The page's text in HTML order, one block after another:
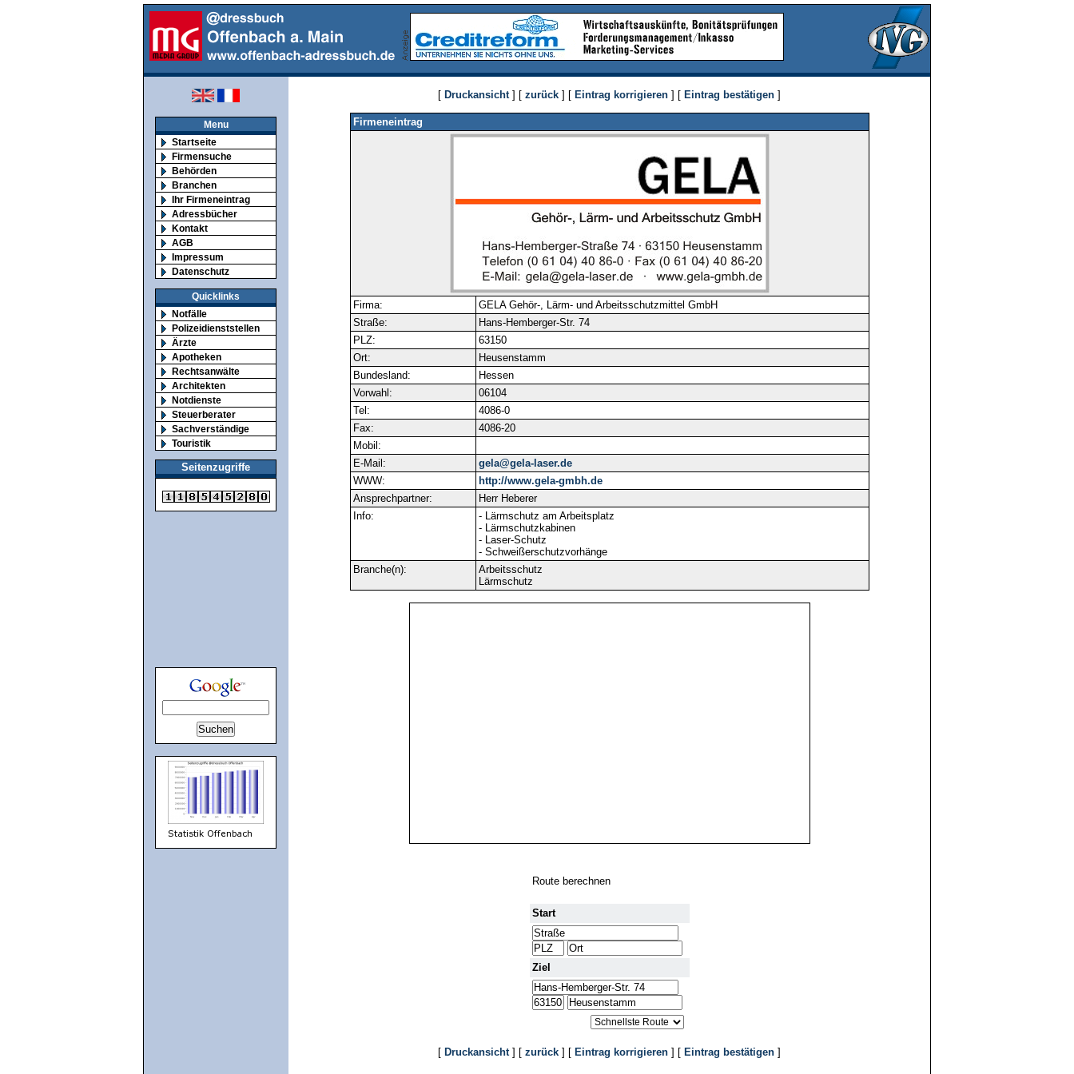
Menu
Startseite
Firmensuche
Behörden
Branchen
Ihr Firmeneintrag
Adressbücher
Kontakt
AGB
Impressum
Datenschutz
Quicklinks
Notfälle
Polizeidienststellen
Ärzte
Apotheken
Rechtsanwälte
Architekten
Notdienste
Steuerberater
Sachverständige
Touristik
Seitenzugriffe
[ Druckansicht] [ zurück ] [ Eintrag korrigieren ] [ Eintrag bestätigen ]
Firmeneintrag
Firma:
GELA Gehör-, Lärm- und Arbeitsschutzmittel GmbH
Straße:
Hans-Hemberger-Str. 74
PLZ:
63150
Ort:
Heusenstamm
Bundesland:
Hessen
Vorwahl:
06104
Tel:
4086-0
Fax:
4086-20
Mobil:
E-Mail:
gela@gela-laser.de
WWW:
http://www.gela-gmbh.de
Ansprechpartner:
Herr Heberer
Info:
- Lärmschutz am Arbeitsplatz
- Lärmschutzkabinen
- Laser-Schutz
- Schweißerschutzvorhänge
Branche(n):
Arbeitsschutz
Lärmschutz
Route berechnen
Start
Ziel
[ Druckansicht] [ zurück ] [ Eintrag korrigieren ] [ Eintrag bestätigen ]